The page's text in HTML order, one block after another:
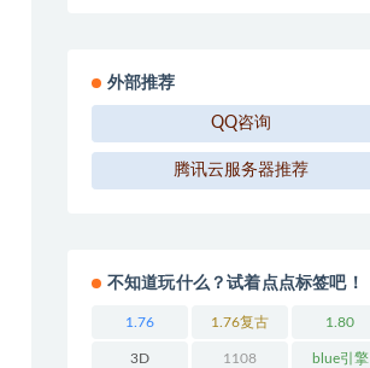
外部推荐
QQ咨询
腾讯云服务器推荐
不知道玩什么？试着点点标签吧！
1.76 1.76复古 1.80
3D 1108 blue引擎